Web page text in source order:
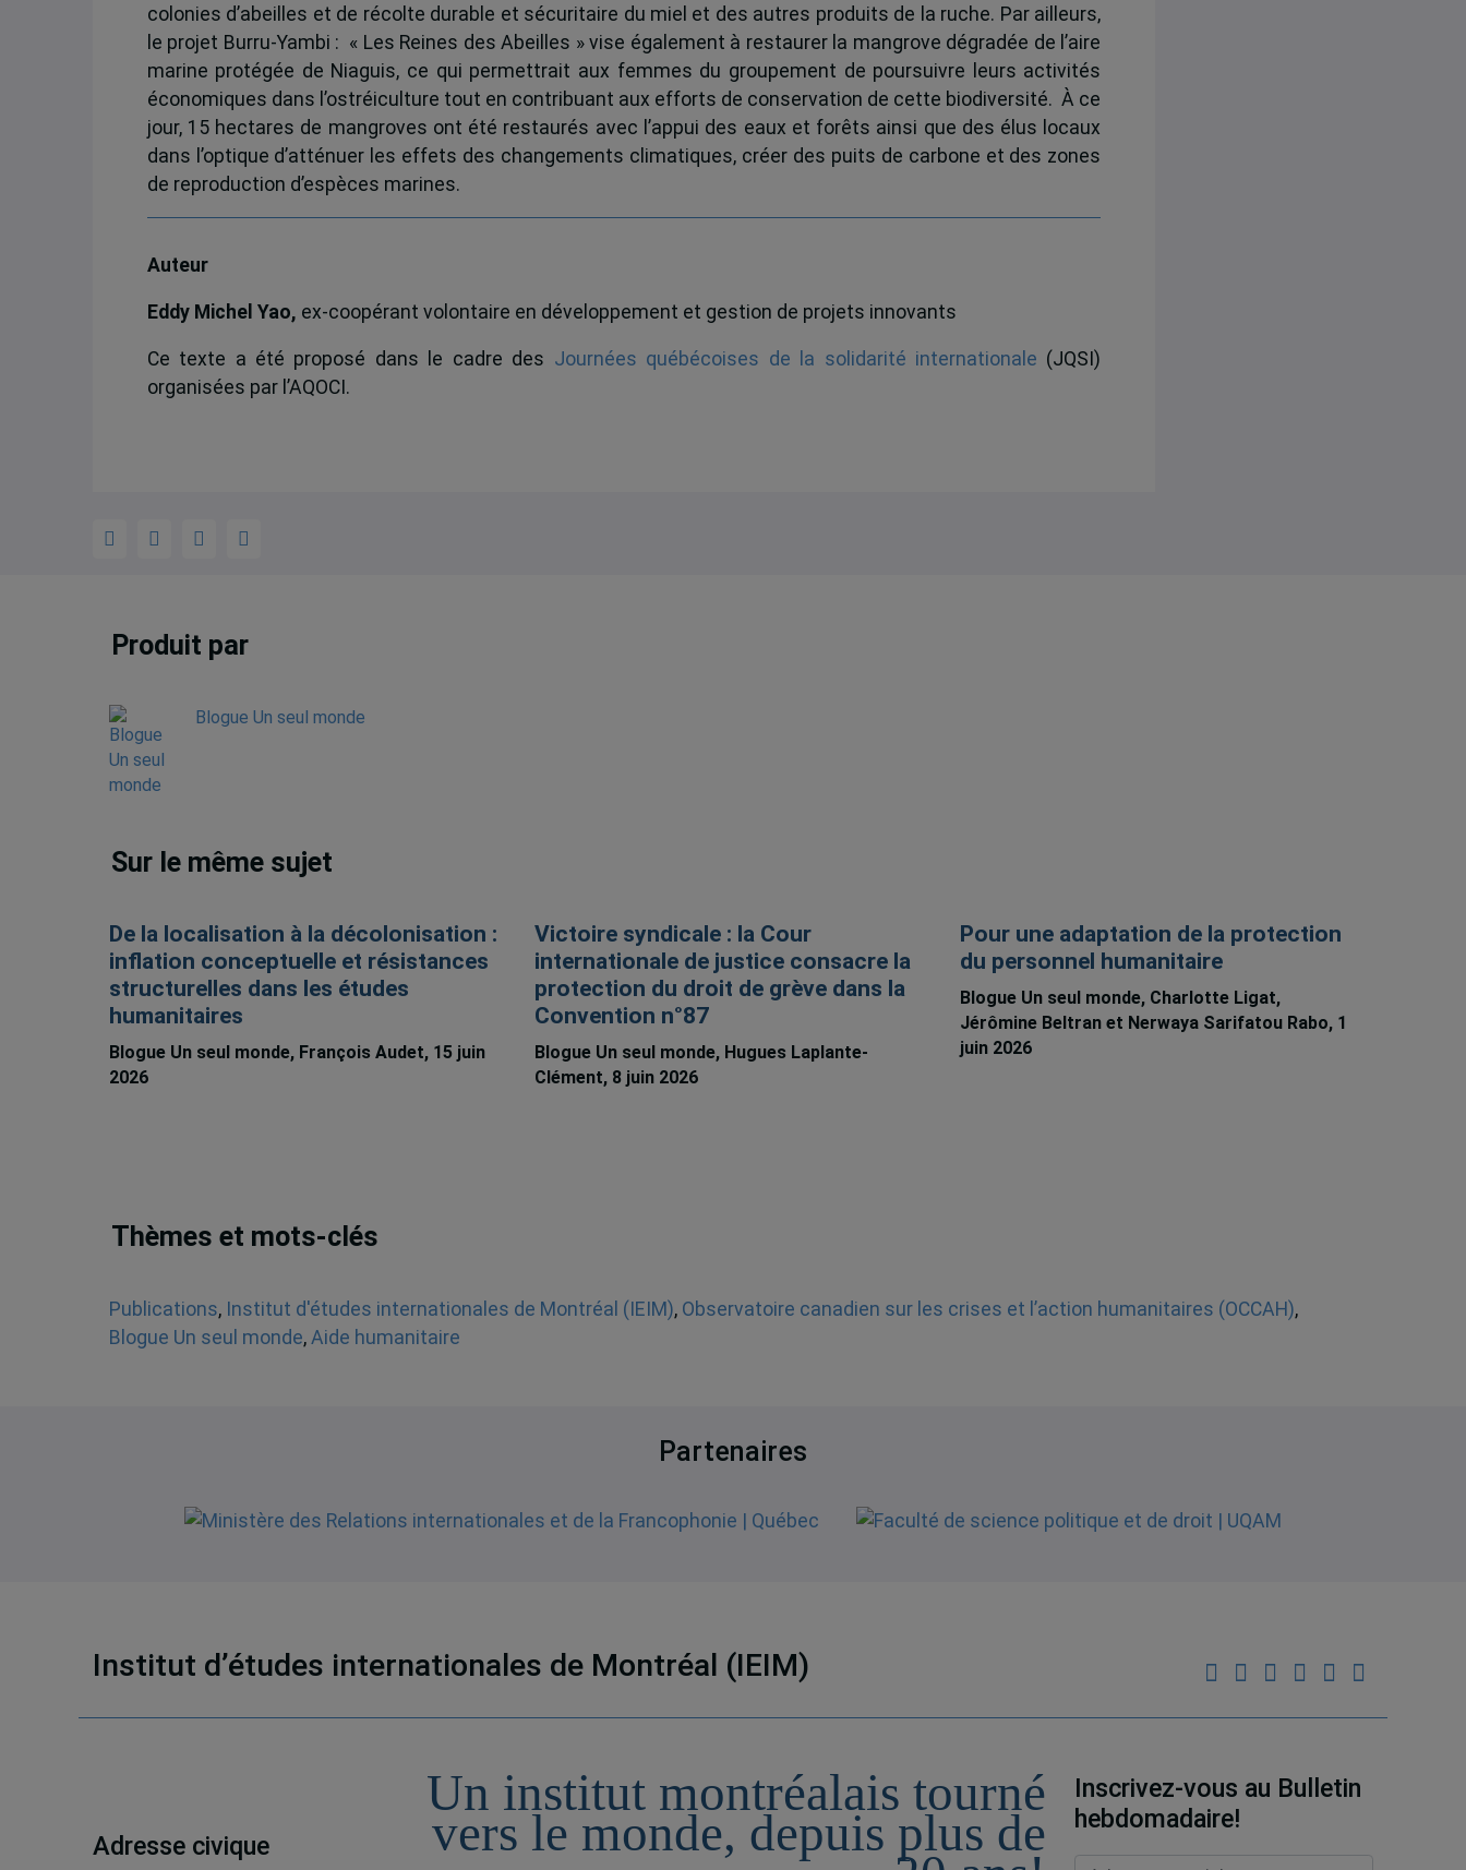
colonies d’abeilles et de récolte durable et sécuritaire du miel et des autres produits de la ruche. Par ailleurs,
le projet Burru-Yambi : « Les Reines des Abeilles » vise également à restaurer la mangrove dégradée de l’aire
marine protégée de Niaguis, ce qui permettrait aux femmes du groupement de poursuivre leurs activités
économiques dans l’ostréiculture tout en contribuant aux efforts de conservation de cette biodiversité. À ce
jour, 15 hectares de mangroves ont été restaurés avec l’appui des eaux et forêts ainsi que des élus locaux
dans l’optique d’atténuer les effets des changements climatiques, créer des puits de carbone et des zones
de reproduction d’espèces marines.
Auteur
Eddy Michel Yao, ex-coopérant volontaire en développement et gestion de projets innovants
Ce texte a été proposé dans le cadre des Journées québécoises de la solidarité internationale (JQSI)
organisées par l’AQOCI.
Produit par
Blogue Un seul monde
Sur le même sujet
De la localisation à la décolonisation :
inflation conceptuelle et résistances
structurelles dans les études
humanitaires
Blogue Un seul monde, François Audet, 15 juin
2026
Victoire syndicale : la Cour
internationale de justice consacre la
protection du droit de grève dans la
Convention n°87
Blogue Un seul monde, Hugues Laplante-
Clément, 8 juin 2026
Pour une adaptation de la protection
du personnel humanitaire
Blogue Un seul monde, Charlotte Ligat,
Jérômine Beltran et Nerwaya Sarifatou Rabo, 1
juin 2026
Thèmes et mots-clés
Publications, Institut d'études internationales de Montréal (IEIM), Observatoire canadien sur les crises et l’action humanitaires (OCCAH),
Blogue Un seul monde, Aide humanitaire
Partenaires
Institut d’études internationales de Montréal (IEIM)
Adresse civique
Un institut montréalais tourné
vers le monde, depuis plus de
Inscrivez-vous au Bulletin
hebdomadaire!